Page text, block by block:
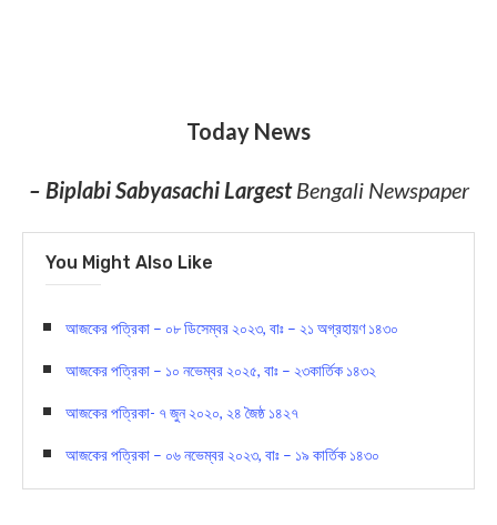
Today News
– Biplabi Sabyasachi LargestBengali Newspaper
You Might Also Like
আজকের পত্রিকা – ০৮ ডিসেম্বর ২০২৩, বাঃ – ২১ অগ্রহায়ণ ১৪৩০
আজকের পত্রিকা – ১০ নভেম্বর ২০২৫, বাঃ – ২৩কার্তিক ১৪৩২
আজকের পত্রিকা- ৭ জুন ২০২০, ২৪ জৈষ্ঠ ১৪২৭
আজকের পত্রিকা – ০৬ নভেম্বর ২০২৩, বাঃ – ১৯ কার্তিক ১৪৩০